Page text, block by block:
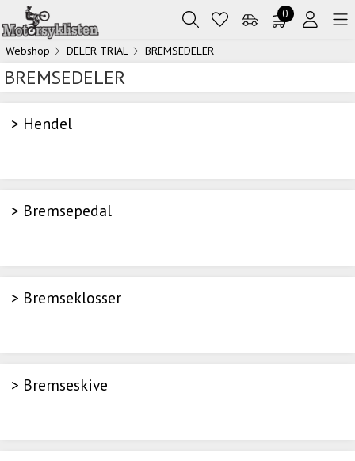
0
Webshop DELER TRIAL BREMSEDELER
BREMSEDELER
> Hendel
> Bremsepedal
> Bremseklosser
> Bremseskive